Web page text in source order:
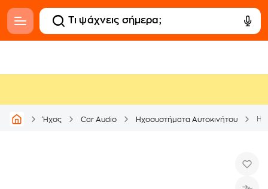
Ήχος Car Audio Ηχοσυστήματα Αυτοκινήτου